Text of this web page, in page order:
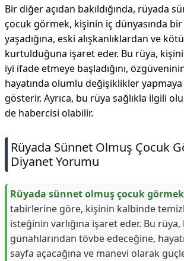
Bir diğer açıdan bakıldığında, rüyada
çocuk görmek, kişinin iç dünyasında
yaşadığına, eski alışkanlıklardan ve
kurtulduğuna işaret eder. Bu rüya,
iyi ifade etmeye başladığını,
hayatında olumlu değişiklikler
gösterir. Ayrıca, bu rüya sağlıkla ilgili
de habercisi olabilir.
Rüyada Sünnet Olmuş Çocuk
Diyanet Yorumu
Rüyada sünnet olmuş çocuk görmek
tabirlerine göre, kişinin kalbinde
isteğinin varlığına işaret eder. Bu
günahlarından tövbe edeceğine,
sayfa açacağına ve manevi olarak